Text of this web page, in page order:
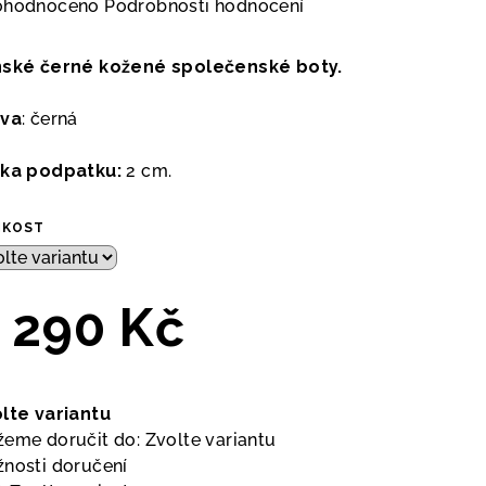
Podrobnosti hodnocení
černé kožené společenské boty.
: černá
podpatku: 2 cm.
290 Kč
variantu
doručit do: Zvolte variantu
doručení